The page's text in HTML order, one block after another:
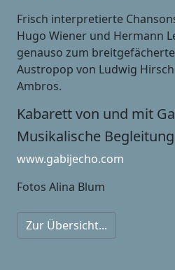
Frisch interpretierte
Hugo Wiener und Hermann
genauso zum
Austropop von Ludwig
Ambros.
Kabarett von und mit
Musikalische
www.gabijecho.com
Fotos Alina Blum
Zur Übersicht...